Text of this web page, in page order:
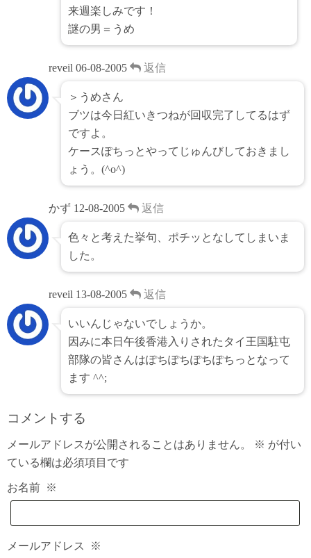
来週楽しみです！
謎の男＝うめ
reveil 06-08-2005 返信
＞うめさん
ブツは今日紅いきつねが回収完了してるはず
ですよ。
ケースぽちっとやってじゅんびしておきまし
ょう。(^o^)
かず 12-08-2005 返信
色々と考えた挙句、ポチッとなしてしまいま
した。
reveil 13-08-2005 返信
いいんじゃないでしょうか。
因みに本日午後香港入りされたタイ王国駐屯
部隊の皆さんはぽちぽちぽちぽちっとなって
ます ^^;
コメントする
メールアドレスが公開されることはありません。 ※ が付い
ている欄は必須項目です
お名前 ※
メールアドレス ※